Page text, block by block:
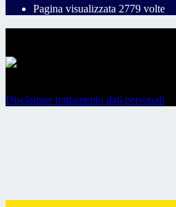
Pagina visualizzata 2779 volte
Disclaimer trattamento dati personali